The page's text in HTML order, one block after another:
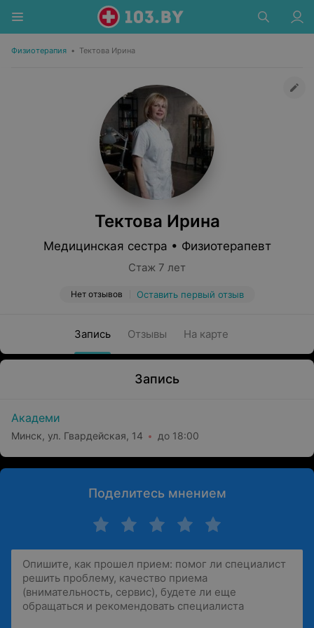
Физиотерапия • Тектова Ирина
Тектова Ирина
Медицинская сестра • Физиотерапевт
Стаж 7 лет
Нет отзывов Оставить первый отзыв
Запись Отзывы На карте
Запись
Академи
Минск, ул. Гвардейская, 14 до 18:00
Поделитесь мнением